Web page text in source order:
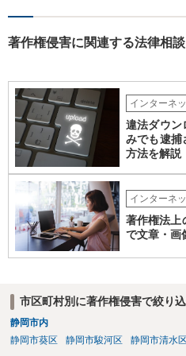
ば、原則として使用可能です。 3．
の創作的な関与が乏しい場合、著作
す。自分で歌い直しただけで、作曲
ありません。 なお、自分で歌い直し
作権が成立するか否かとは別に、実
す。ただし、この権利は、Sunoが生
いて著作権を取得することを意味す
への登録は必須ではありません。登
詞、作曲、編曲等にどの程度創作的
重要です。 4．音楽配信やライブに
配信、販売、ライブでの歌唱も、
せば、原則として可能です。ただし
ておくことをお勧めします。また、
最終的には、個別の楽曲の制作過程
ビスの規約を確認して判断すること
著作権侵害に関連する法律相
インターネ
違法ダウン
みでも逮捕
方法を解説
インターネ
著作権法上
で文章・画
市区町村別に著作権侵害で絞り
静岡市内
静岡市葵区
静岡市駿河区 静岡市清水